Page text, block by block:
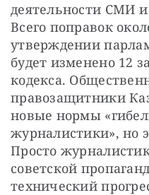
деятельности СМИ
Всего поправок
утверждении
будет изменено 12
кодекса.
правозащитники
новые нормы
журналистики», но
Просто
советской
технический